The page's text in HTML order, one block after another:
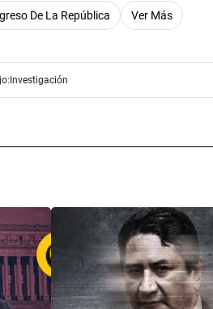
De La República Ver Más
Investigación